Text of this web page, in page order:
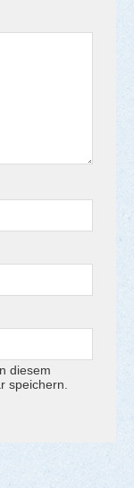
diesem
speichern.